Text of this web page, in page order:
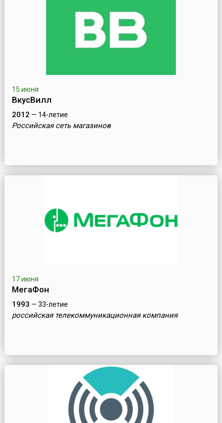
15 июня
ВкусВилл
2012 — 14-летие
Российская сеть магазинов
17 июня
МегаФон
1993 — 33-летие
российская телекоммуникационная компания